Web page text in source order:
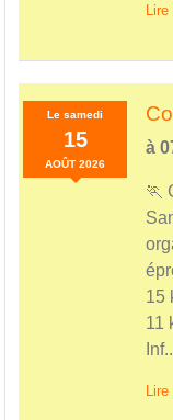
Lire
Lesamedi
15
AOÛT 2026
à
🏃
15
11
Lire